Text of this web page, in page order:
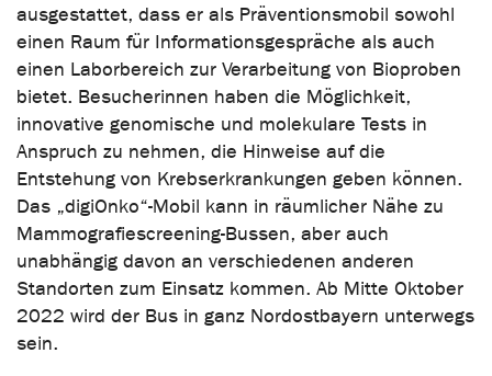
ausgestattet, dass er als Präventionsmobil sowohl
einen Raum für Informationsgespräche als auch
einen Laborbereich zur Verarbeitung von Bioproben
bietet. Besucherinnen haben die Möglichkeit,
innovative genomische und molekulare Tests in
Anspruch zu nehmen, die Hinweise auf die
Entstehung von Krebserkrankungen geben können.
Das „digiOnko“-Mobil kann in räumlicher Nähe zu
Mammografiescreening-Bussen, aber auch
unabhängig davon an verschiedenen anderen
Standorten zum Einsatz kommen. Ab Mitte Oktober
2022 wird der Bus in ganz Nordostbayern unterwegs
sein.